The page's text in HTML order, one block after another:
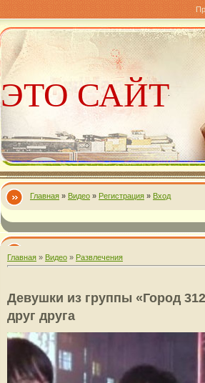
ЭТО САЙТ
Александра
Комарова
Главная » Видео » Регистрация » Вход
Главная » Видео » Развлечения
Девушки из группы «Город
друг друга